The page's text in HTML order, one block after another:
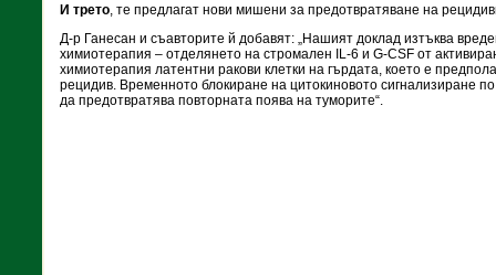
И трето, те предлагат нови мишени за предотвратяване на
Д-р Ганесан и съавторите й добавят: „Нашият доклад изтъква
химиотерапия – отделянето на стромален IL-6 и G-CSF от
химиотерапия латентни ракови клетки на гърдата, което е
рецидив. Временното блокиране на цитокиновото сигнализиране
да предотвратява повторната поява на туморите“.